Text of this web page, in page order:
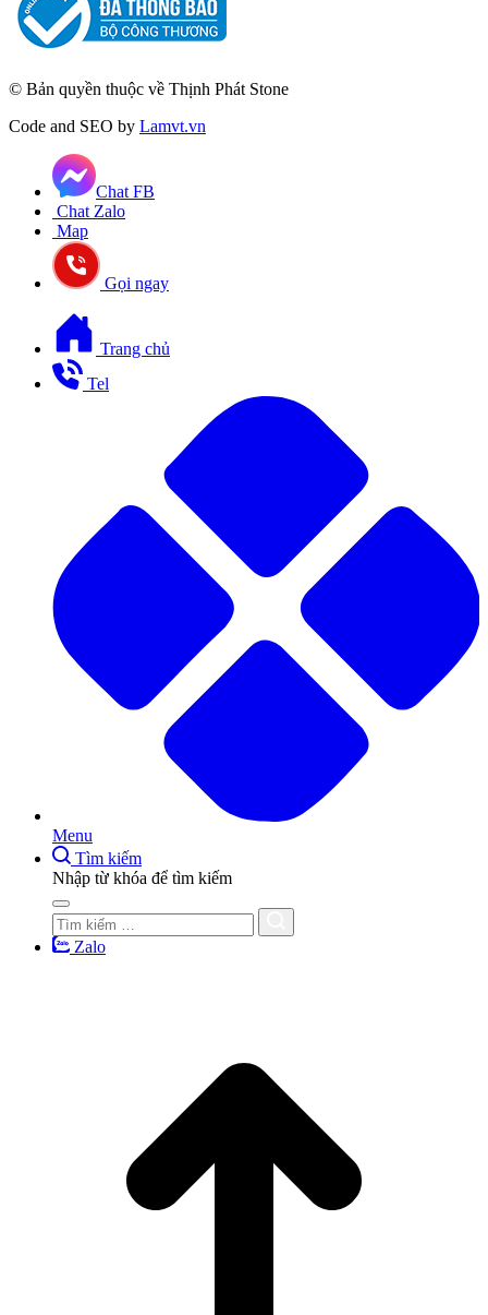
© Bản quyền thuộc về Thịnh Phát Stone
Code and SEO by Lamvt.vn
Chat FB
Chat Zalo
Map
Gọi ngay
Trang chủ
Tel
Menu
Tìm kiếm
Nhập từ khóa để tìm kiếm
Zalo